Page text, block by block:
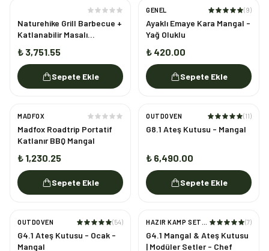
Naturehike Grill Barbecue +
Katlanabilir Masalı
₺ 3,751.55
Sepete Ekle
GENEL (9)
Ayaklı Emaye Kara Mangal -
Yağ Oluklu
₺ 420.00
Sepete Ekle
MADFOX
Madfox Roadtrip Portatif
Katlanır BBQ Mangal
₺ 1,230.25
Sepete Ekle
OUTDOVEN (11)
G8.1 Ateş Kutusu - Mangal
₺ 6,490.00
Sepete Ekle
OUTDOVEN (54)
G4.1 Ateş Kutusu - Ocak -
Mangal
TÜKENDI (7)
G4.1 Mangal & Ateş Kutusu
| Modüler Setler - Chef